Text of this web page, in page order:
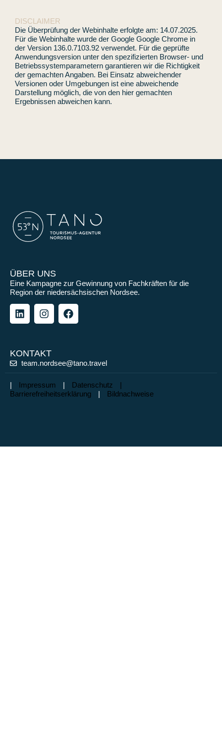
DISCLAIMER
Die Überprüfung der Webinhalte erfolgte am: 14.07.2025.
Für die Webinhalte wurde der Google Google Chrome in
der Version 136.0.7103.92 verwendet. Für die geprüfte
Anwendungsversion unter den spezifizierten Browser- und
Betriebssystemparametern garantieren wir die Richtigkeit
der gemachten Angaben. Bei Einsatz abweichender
Versionen oder Umgebungen ist eine abweichende
Darstellung möglich, die von den hier gemachten
Ergebnissen abweichen kann.
ÜBER UNS
Eine Kampagne zur Gewinnung von Fachkräften für die
Region der niedersächsischen Nordsee.
KONTAKT
team.nordsee@tano.travel
| Impressum | Datenschutz |
Barrierefreiheitserklärung | Bildnachweise